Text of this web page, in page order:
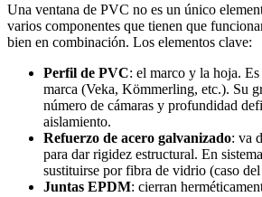
Una ventana de PVC no es un único
varios componentes que tienen que
bien en combinación. Los elementos clave:
Perfil de PVC: el marco y la hoja.
marca (Veka, Kömmerling, etc.). Su
número de cámaras y profundidad
aislamiento.
Refuerzo de acero galvanizado: va
para dar rigidez estructural. En
sustituirse por fibra de vidrio (caso
Juntas EPDM: cierran